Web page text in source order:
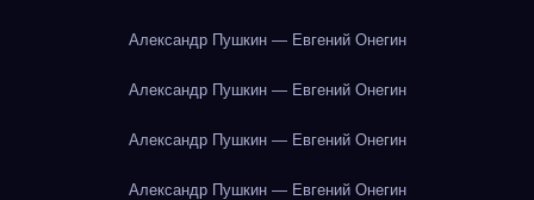
Александр Пушкин — Евгений Онегин
Александр Пушкин — Евгений Онегин
Александр Пушкин — Евгений Онегин
Александр Пушкин — Евгений Онегин